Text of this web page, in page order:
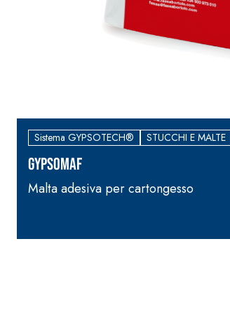
Sistema GYPSOTECH® STUCCHI E MALTE
GYPSOMAF
Malta adesiva per cartongesso